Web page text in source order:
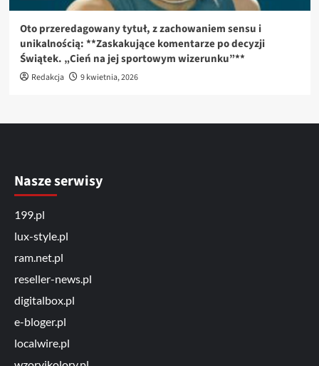
Oto przeredagowany tytuł, z zachowaniem sensu i
unikalnością: **Zaskakujące komentarze po decyzji
Świątek. „Cień na jej sportowym wizerunku”**
Redakcja 9 kwietnia, 2026
Nasze serwisy
199.pl
lux-style.pl
ram.net.pl
reseller-news.pl
digitalbox.pl
e-bloger.pl
localwire.pl